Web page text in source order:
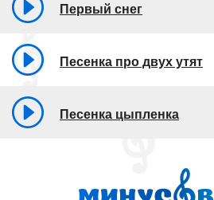
Первый снег
Песенка про двух утят
Песенка цыпленка